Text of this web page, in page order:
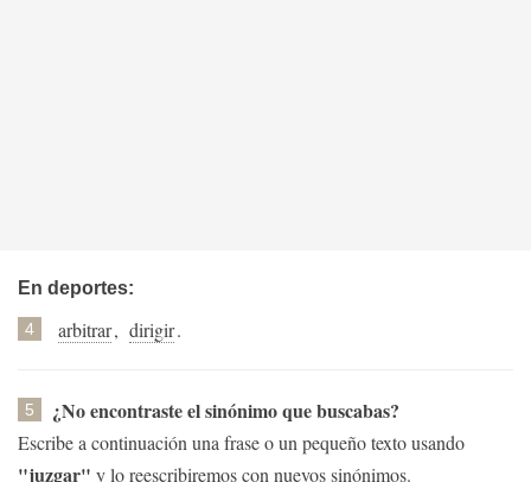
En deportes:
4 arbitrar, dirigir.
5 ¿No encontraste el sinónimo que buscabas?
Escribe a continuación una frase o un pequeño texto usando
"juzgar" y lo reescribiremos con nuevos sinónimos.